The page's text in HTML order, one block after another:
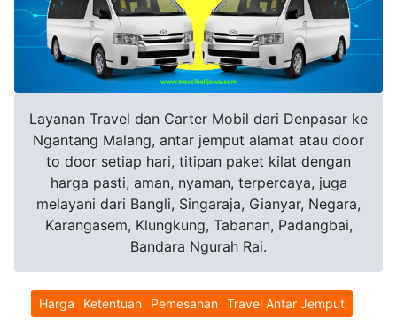
Layanan Travel dan Carter Mobil dari Denpasar ke
Ngantang Malang, antar jemput alamat atau door
to door setiap hari, titipan paket kilat dengan
harga pasti, aman, nyaman, terpercaya, juga
melayani dari Bangli, Singaraja, Gianyar, Negara,
Karangasem, Klungkung, Tabanan, Padangbai,
Bandara Ngurah Rai.
Harga Ketentuan Pemesanan Travel Antar Jemput